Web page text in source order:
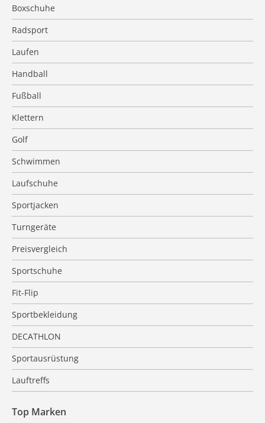
Boxschuhe
Radsport
Laufen
Handball
Fußball
Klettern
Golf
Schwimmen
Laufschuhe
Sportjacken
Turngeräte
Preisvergleich
Sportschuhe
Fit-Flip
Sportbekleidung
DECATHLON
Sportausrüstung
Lauftreffs
Top Marken